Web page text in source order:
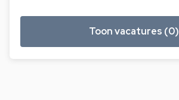
Toon vacatures (0)